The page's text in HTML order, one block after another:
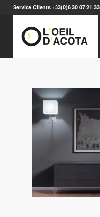
Service Clients +33(0)6 30 07 21 33